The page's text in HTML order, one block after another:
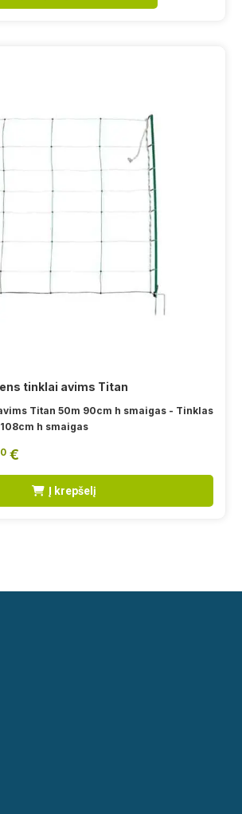
tinklai avims Titan
Titan 50m 90cm h smaigas - Tinklas
h smaigas
€
Į krepšelį